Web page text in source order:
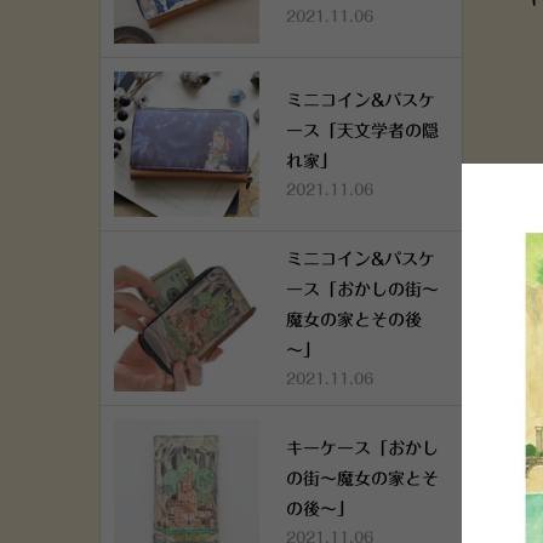
2021.11.06
ミニコイン&パスケ
ース「天文学者の隠
れ家」
2021.11.06
ミニコイン&パスケ
ース「おかしの街～
魔女の家とその後
～」
2021.11.06
キーケース「おかし
の街～魔女の家とそ
の後～」
2021.11.06